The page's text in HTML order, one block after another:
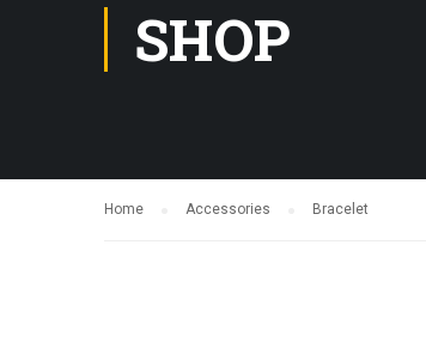
SHOP
Home Accessories Bracelet